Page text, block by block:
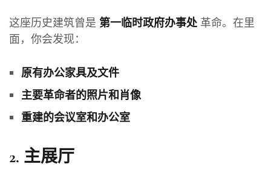
这座历史建筑曾是 第一临时政府办事处革命。在里
面，你会发现：
原有办公家具及文件
主要革命者的照片和肖像
重建的会议室和办公室
2. 主展厅